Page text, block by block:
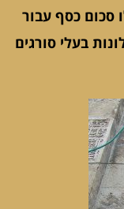
סכום כסף עבור
בעלי סורגים